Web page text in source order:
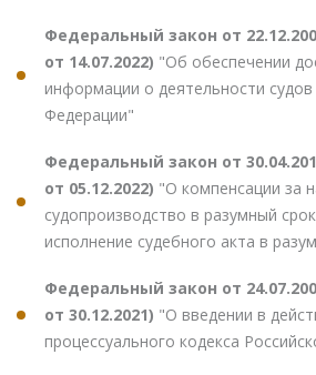
Федеральный закон от
от 14.07.2022) "Об обеспечении
информации о деятельности судов
Федерации"
Федеральный закон от
от 05.12.2022) "О компенсации за
судопроизводство в разумный
исполнение судебного акта в
Федеральный закон от
от 30.12.2021) "О введении в
процессуального кодекса